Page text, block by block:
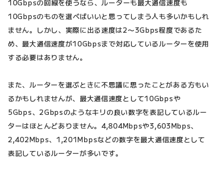
10Gbpsの回線を使うなら、ルーターも最大通信速度も
10Gbpsのものを選べばいいと思ってしまう人も多いかもしれ
ません。しかし、実際に出る速度は2〜3Gbps程度であるた
め、最大通信速度が10Gbpsまで対応しているルーターを使用
する必要はありません。
また、ルーターを選ぶときに不思議に思ったことがある方もい
るかもしれませんが、最大通信速度として10Gbpsや
5Gbps、2Gbpsのようなキリの良い数字を表記しているルー
ターはほとんどありません。4,804Mbpsや3,603Mbps、
2,402Mbps、1,201Mbpsなどの数字を最大通信速度として
表記しているルーターが多いです。